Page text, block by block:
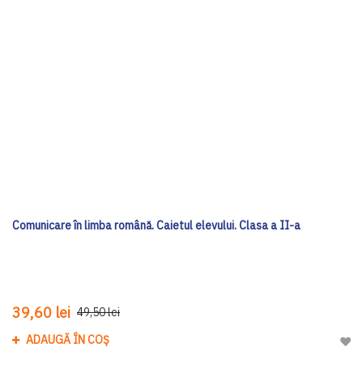
Comunicare în limba română. Caietul elevului. Clasa a II-a
39,60 lei 49,50 lei
ADAUGĂ ÎN COȘ